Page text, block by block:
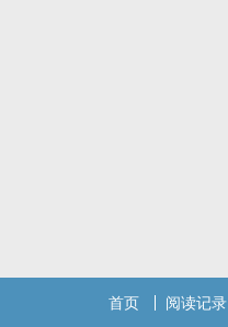
首页 阅读记录